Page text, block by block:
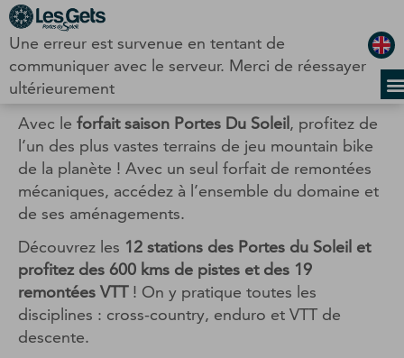
Une erreur est survenue en tentant de
communiquer avec le serveur. Merci de réessayer
ultérieurement
Portes du Soleil – VTT
Avec le forfait saison Portes Du Soleil, profitez de
l’un des plus vastes terrains de jeu mountain bike
de la planète ! Avec un seul forfait de remontées
mécaniques, accédez à l’ensemble du domaine et
de ses aménagements.
Découvrez les 12 stations des Portes du Soleil et
profitez des 600 kms de pistes et des 19
remontées VTT! On y pratique toutes les
disciplines : cross-country, enduro et VTT de
descente.
Panneau de gestion des cookies